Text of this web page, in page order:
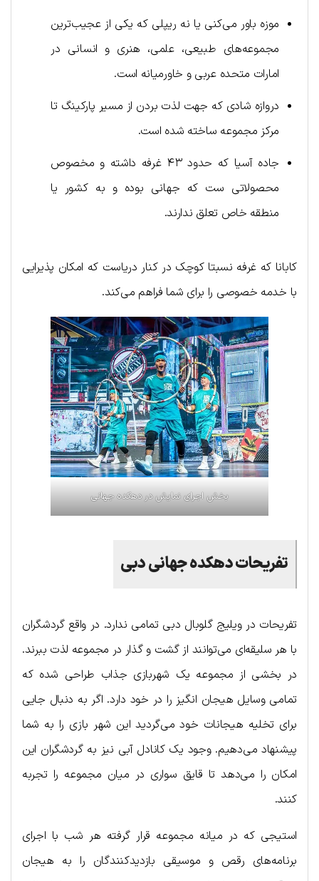
موزه باور می‌کنی یا نه ریپلی که یکی از عجیب‌ترین
مجموعه‌های طبیعی، علمی، هنری و انسانی در
امارات متحده عربی و خاورمیانه است.
دروازه شادی که جهت لذت بردن از مسیر پارکینگ تا
مرکز مجموعه ساخته شده است.
جاده آسیا که حدود ۴۳ غرفه داشته و مخصوص
محصولاتی ست که جهانی بوده و به کشور یا
منطقه خاص تعلق ندارند.
کابانا که غرفه نسبتا کوچک در کنار دریاست که امکان پذیرایی
با خدمه خصوصی را برای شما فراهم می‌کند.
بخش اجرای نمایش در دهکده جهانی
تفریحات دهکد‌ه جها‌نی دبی
تفریحات در ویلیج گلوبال دبی تمامی ندارد. در واقع گردشگران
با هر سلیقه‌ای می‌توانند از گشت و گذار در مجموعه لذت ببرند.
در بخشی از مجموعه یک شهربازی جذاب طراحی شده که
تمامی وسایل هیجان انگیز را در خود دارد. اگر به دنبال جایی
برای تخلیه هیجانات خود می‌گردید این شهر بازی را به شما
پیشنهاد می‌دهیم. وجود یک کانادل آبی نیز به گردشگران این
امکان را می‌دهد تا قایق سواری در میان مجموعه را تجربه
کنند.
استیجی که در میانه مجموعه قرار گرفته هر شب با اجرای
برنامه‌های رقص و موسیقی بازدیدکنندگان را به هیجان